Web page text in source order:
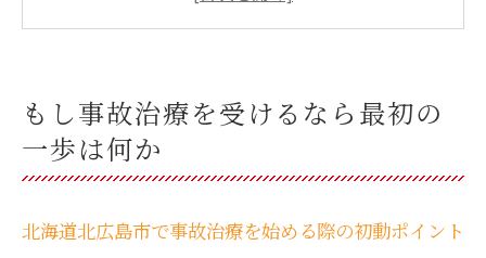
事故治療に役立つ医療機関の選択基準と注
意点
事故治療スタート時に知っておきたい連絡
と手続き
もし事故治療を受けるなら最初の
一歩は何か
北海道北広島市で事故治療を始める際の初動ポイント